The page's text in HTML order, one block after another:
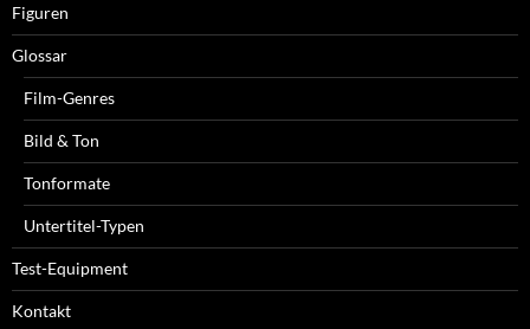
Figuren
Glossar
Film-Genres
Bild & Ton
Tonformate
Untertitel-Typen
Test-Equipment
Kontakt